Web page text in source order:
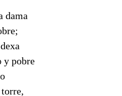
dama
y pobre